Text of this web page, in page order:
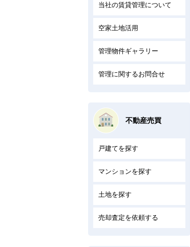
当社の賃貸管理について
空家土地活用
管理物件ギャラリー
管理に関するお問合せ
不動産売買
戸建てを探す
マンションを探す
土地を探す
売却査定を依頼する